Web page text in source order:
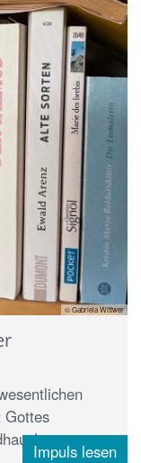
© Gabriela Wittwer
Gottes
...
Impuls lesen